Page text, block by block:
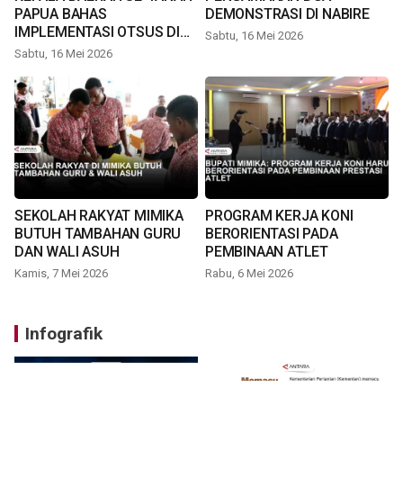
PAPUA BAHAS
IMPLEMENTASI OTSUS DI
TIMIKA
Sabtu, 16 Mei 2026
DEMONSTRASI DI NABIRE
Sabtu, 16 Mei 2026
SEKOLAH RAKYAT MIMIKA
BUTUH TAMBAHAN GURU
DAN WALI ASUH
Kamis, 7 Mei 2026
PROGRAM KERJA KONI
BERORIENTASI PADA
PEMBINAAN ATLET
Rabu, 6 Mei 2026
Infografik